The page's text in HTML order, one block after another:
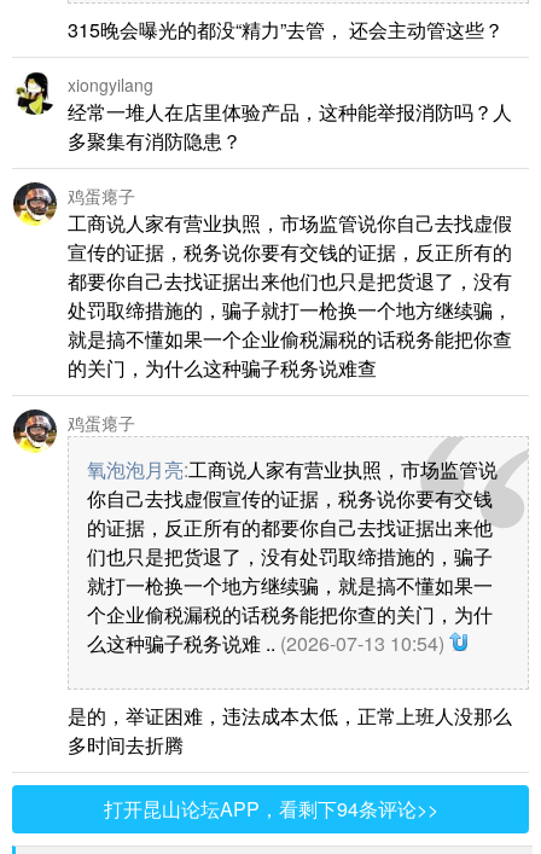
315晚会曝光的都没“精力”去管， 还会主动管这些？
xiongyilang
经常一堆人在店里体验产品，这种能举报消防吗？人
多聚集有消防隐患？
鸡蛋瘪子
工商说人家有营业执照，市场监管说你自己去找虚假
宣传的证据，税务说你要有交钱的证据，反正所有的
都要你自己去找证据出来他们也只是把货退了，没有
处罚取缔措施的，骗子就打一枪换一个地方继续骗，
就是搞不懂如果一个企业偷税漏税的话税务能把你查
的关门，为什么这种骗子税务说难查
鸡蛋瘪子
氧泡泡月亮:工商说人家有营业执照，市场监管说
你自己去找虚假宣传的证据，税务说你要有交钱
的证据，反正所有的都要你自己去找证据出来他
们也只是把货退了，没有处罚取缔措施的，骗子
就打一枪换一个地方继续骗，就是搞不懂如果一
个企业偷税漏税的话税务能把你查的关门，为什
么这种骗子税务说难 .. (2026-07-13 10:54)
是的，举证困难，违法成本太低，正常上班人没那么
多时间去折腾
打开昆山论坛APP，看剩下94条评论>>